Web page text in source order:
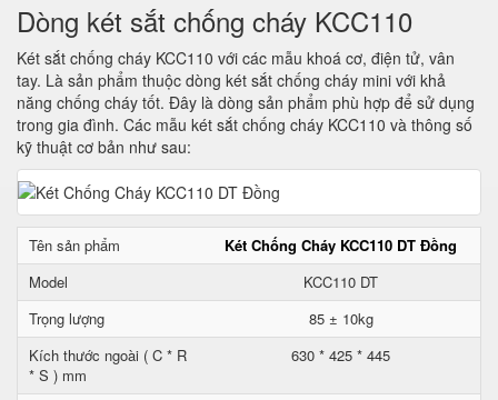
Dòng két sắt chống cháy KCC110
Két sắt chống cháy KCC110 với các mẫu khoá cơ, điện tử, vân
tay. Là sản phẩm thuộc dòng két sắt chống cháy mini với khả
năng chống cháy tốt. Đây là dòng sản phẩm phù hợp để sử dụng
trong gia đình. Các mẫu két sắt chống cháy KCC110 và thông số
kỹ thuật cơ bản như sau:
Tên sản phẩm
Két Chống Cháy KCC110 DT Đồng
Model
KCC110 DT
Trọng lượng
85 ± 10kg
Kích thước ngoài ( C * R
* S ) mm
630 * 425 * 445